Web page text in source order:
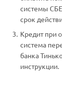
системы
срок
Кредит при
система
банка
инструкции.